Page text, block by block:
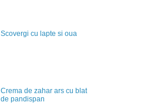
Scovergi cu lapte si oua
Crema de zahar ars cu blat
de pandispan